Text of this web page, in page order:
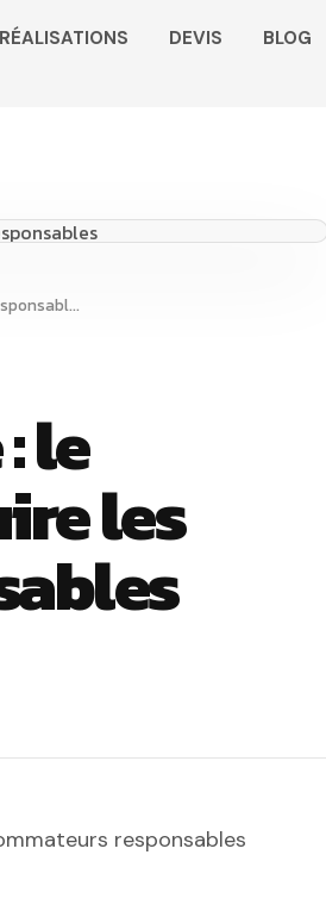
RÉALISATIONS DEVIS BLOG
E-commerce écologique : le nouveau filon pour séduire les consommateurs responsables
le
les
responsables